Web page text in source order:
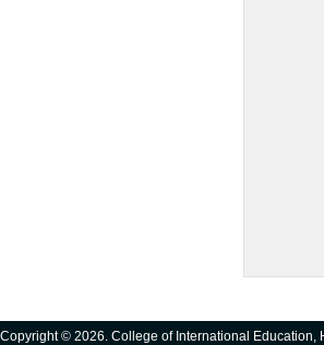
Copyright © 2026. College of International Education,